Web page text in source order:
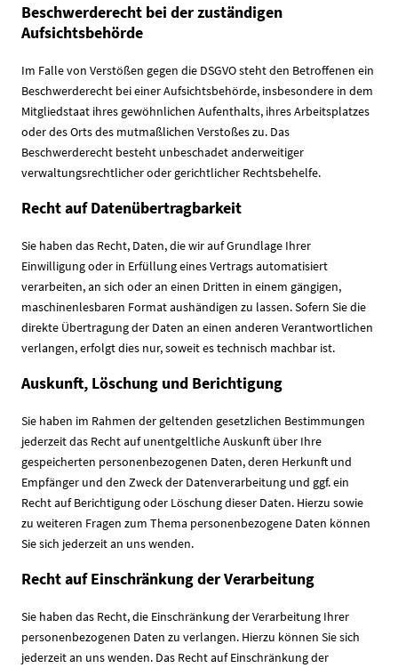
Beschwerderecht bei der zuständigen
Aufsichtsbehörde
Im Falle von Verstößen gegen die DSGVO steht den Betroffenen ein
Beschwerderecht bei einer Aufsichtsbehörde, insbesondere in dem
Mitgliedstaat ihres gewöhnlichen Aufenthalts, ihres Arbeitsplatzes
oder des Orts des mutmaßlichen Verstoßes zu. Das
Beschwerderecht besteht unbeschadet anderweitiger
verwaltungsrechtlicher oder gerichtlicher Rechtsbehelfe.
Recht auf Datenübertragbarkeit
Sie haben das Recht, Daten, die wir auf Grundlage Ihrer
Einwilligung oder in Erfüllung eines Vertrags automatisiert
verarbeiten, an sich oder an einen Dritten in einem gängigen,
maschinenlesbaren Format aushändigen zu lassen. Sofern Sie die
direkte Übertragung der Daten an einen anderen Verantwortlichen
verlangen, erfolgt dies nur, soweit es technisch machbar ist.
Auskunft, Löschung und Berichtigung
Sie haben im Rahmen der geltenden gesetzlichen Bestimmungen
jederzeit das Recht auf unentgeltliche Auskunft über Ihre
gespeicherten personenbezogenen Daten, deren Herkunft und
Empfänger und den Zweck der Datenverarbeitung und ggf. ein
Recht auf Berichtigung oder Löschung dieser Daten. Hierzu sowie
zu weiteren Fragen zum Thema personenbezogene Daten können
Sie sich jederzeit an uns wenden.
Recht auf Einschränkung der Verarbeitung
Sie haben das Recht, die Einschränkung der Verarbeitung Ihrer
personenbezogenen Daten zu verlangen. Hierzu können Sie sich
jederzeit an uns wenden. Das Recht auf Einschränkung der